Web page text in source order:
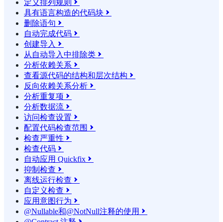
定义排列规则 
具有语言构造的代码块 
删除语句 
自动完成代码 
创建导入 
从自动导入中排除类 
分析依赖关系 
查看源代码的结构和层次结构 
反向依赖关系分析 
分析重复项 
分析数据流 
访问检查设置 
配置代码检查范围 
检查严重性 
检查代码 
自动应用 Quickfix 
抑制检查 
离线运行检查 
自定义检查 
应用意图行为 
@Nullable和@NotNull注释的使用 